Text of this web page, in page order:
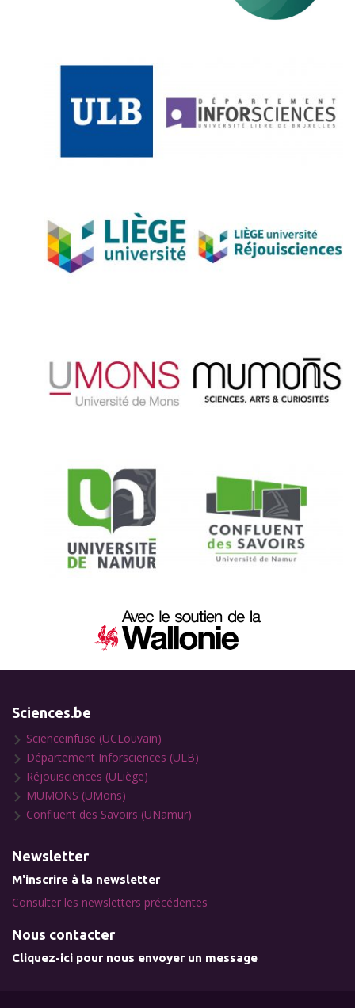
Sciences.be
Scienceinfuse (UCLouvain)
Département Inforsciences (ULB)
Réjouisciences (ULiège)
MUMONS (UMons)
Confluent des Savoirs (UNamur)
Newsletter
M'inscrire à la newsletter
Consulter les newsletters précédentes
Nous contacter
Cliquez-ici pour nous envoyer un message